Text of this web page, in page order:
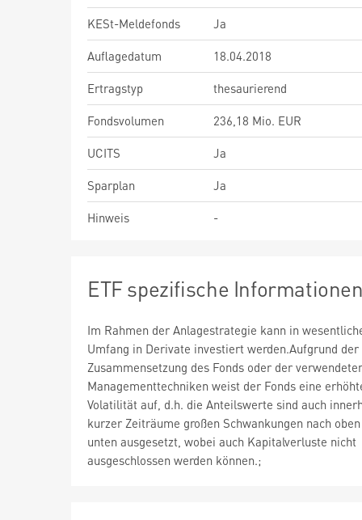
KESt-Meldefonds
Ja
Auflagedatum
18.04.2018
Ertragstyp
thesaurierend
Fondsvolumen
236,18 Mio. EUR
UCITS
Ja
Sparplan
Ja
Hinweis
-
ETF spezifische
Im Rahmen der Anlagestrategie kann in
Umfang in Derivate investiert werden.Aufgrund der
Zusammensetzung des Fonds oder der
Managementtechniken weist der Fonds eine
Volatilität auf, d.h. die Anteilswerte sind auch
kurzer Zeiträume großen Schwankungen nach
unten ausgesetzt, wobei auch Kapitalverluste nicht
ausgeschlossen werden können.;